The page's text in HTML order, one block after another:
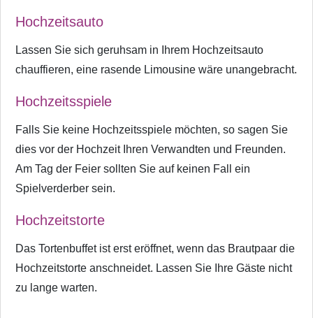
Hochzeitsauto
Lassen Sie sich geruhsam in Ihrem Hochzeitsauto
chauffieren, eine rasende Limousine wäre unangebracht.
Hochzeitsspiele
Falls Sie keine Hochzeitsspiele möchten, so sagen Sie
dies vor der Hochzeit Ihren Verwandten und Freunden.
Am Tag der Feier sollten Sie auf keinen Fall ein
Spielverderber sein.
Hochzeitstorte
Das Tortenbuffet ist erst eröffnet, wenn das Brautpaar die
Hochzeitstorte anschneidet. Lassen Sie Ihre Gäste nicht
zu lange warten.